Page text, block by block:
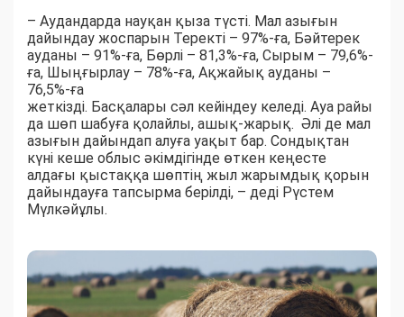
– Аудандарда науқан қыза түсті. Мал азығын
дайындау жоспарын Теректі – 97%-ға, Бәйтерек
ауданы – 91%-ға, Бөрлі – 81,3%-ға, Сырым – 79,6%-
ға, Шыңғырлау – 78%-ға, Ақжайық ауданы –
76,5%-ға
жеткізді. Басқалары сәл кейіндеу келеді. Ауа райы
да шөп шабуға қолайлы, ашық-жарық. Әлі де мал
азығын дайындап алуға уақыт бар. Сондықтан
күні кеше облыс әкімдігінде өткен кеңесте
алдағы қыстаққа шөптің жыл жарымдық қорын
дайындауға тапсырма берілді, – деді Рүстем
Мүлкәйұлы.